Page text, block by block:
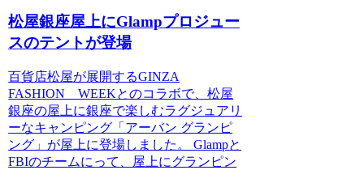
松屋銀座屋上にGlampプロジュー
スのテントが登場
百貨店松屋が展開するGINZA
FASHION WEEKとのコラボで、松屋
銀座の屋上に銀座で楽しむラグジュアリ
ーなキャンピング「アーバン グランピ
ング」が屋上に登場しました。 Glampと
FBIのチームにって、屋上にグランピン